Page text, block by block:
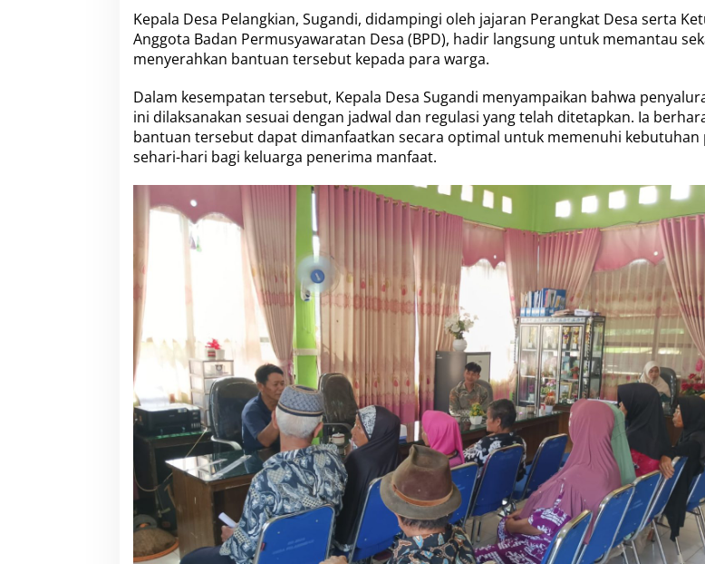
M
T
e
i
m
a
R
p
.
a
Kepala Desa Pelangkian, Sugandi, didampingi oleh jajaran Perangkat Desa serta
Anggota Badan Permusyawaratan Desa (BPD), hadir langsung untuk memantau
menyerahkan bantuan tersebut kepada para warga.
Dalam kesempatan tersebut, Kepala Desa Sugandi menyampaikan bahwa
ini dilaksanakan sesuai dengan jadwal dan regulasi yang telah ditetapkan. Ia
bantuan tersebut dapat dimanfaatkan secara optimal untuk memenuhi kebutuhan
sehari-hari bagi keluarga penerima manfaat.